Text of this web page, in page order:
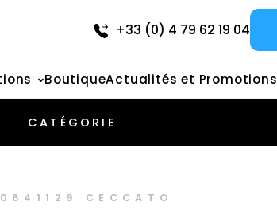
+33 (0) 4 79 62 19 04
BoutiqueActualités et Promotions
CATÉGORIE
CECCATO